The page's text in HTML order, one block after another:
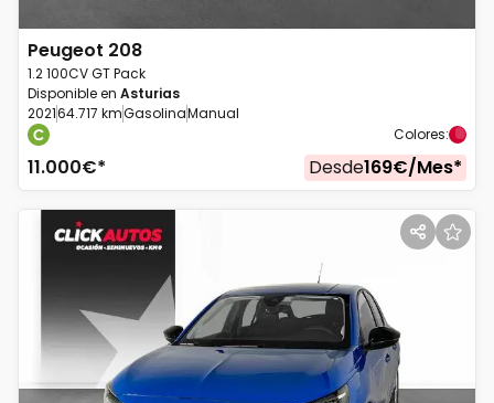
Peugeot 208
1.2 100CV GT Pack
Disponible en Asturias
202164.717 kmGasolinaManual
Colores:
11.000€* Desde169€/Mes*